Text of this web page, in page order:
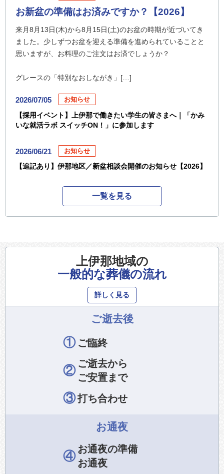
お新盆の準備はお済みですか？【2026】
来月8月13日(木)から8月15日(土)のお盆の時期が近づいてき
ました。少しずつお盆を迎える準備を進められていることと
思いますが、お料理のご注文はお済でしょうか？
グレースの「特別なおしながき」[…]
2026/07/05 お知らせ
【採用イベント】上伊那で働きたい学生の皆さまへ｜「かみ
いな就活ラボ スイッチON！」に参加します
2026/06/21 お知らせ
【追記あり】伊那地区／新盆相談会開催のお知らせ【2026】
一覧を見る
上伊那地域の
一般的な葬儀の流れ
詳しく見る
ご逝去後
① ご臨終
②
ご逝去から
ご安置まで
③打ち合わせ
お通夜
④
お通夜の準備
お通夜